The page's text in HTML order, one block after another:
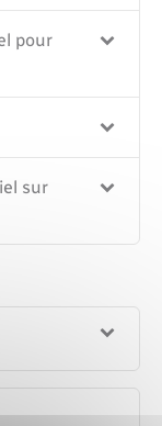
pour
sur